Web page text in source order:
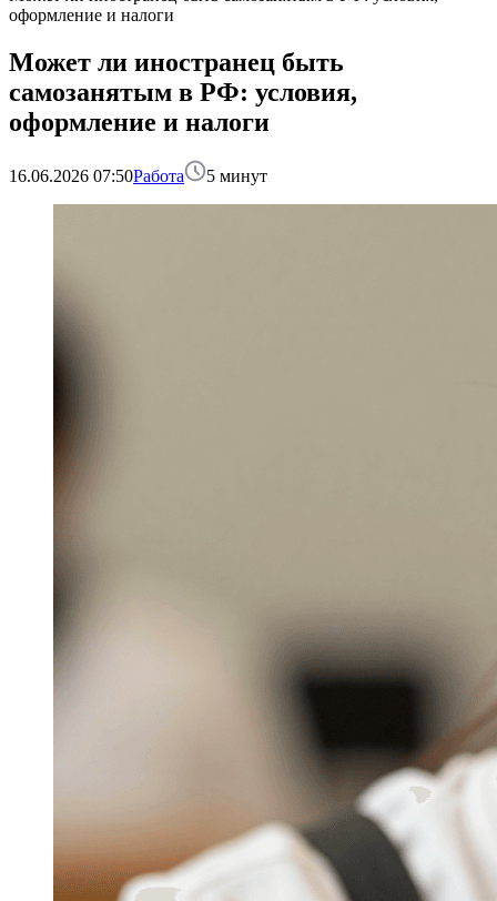
оформление и налоги
Может ли иностранец быть
самозанятым в РФ: условия,
оформление и налоги
16.06.2026 07:50Работа 5 минут